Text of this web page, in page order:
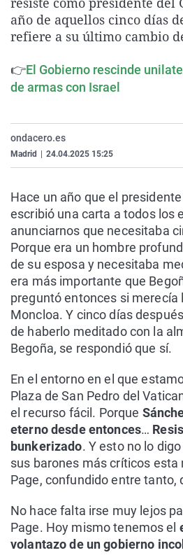
año de aquellos cinco días
refiere a su último cambio
👉El Gobierno rescinde
de armas con Israel
ondacero.es
Madrid 24.04.2025 15:25
Hace un año que el
escribió una carta a todos los
anunciarnos que necesitaba
Porque era un hombre
de su esposa y necesitaba
era más importante que
preguntó entonces si merecía
Moncloa. Y cinco días
de haberlo meditado con la
Begoña, se respondió que sí.
En el entorno en el que
Plaza de San Pedro del
el recurso fácil. Porque
eterno desde entonces…
bunkerizado. Y esto no lo
sus barones más críticos esta
Page, confundido entre tanto,
No hace falta irse muy lejos
Page. Hoy mismo tenemos el
volantazo de un gobierno